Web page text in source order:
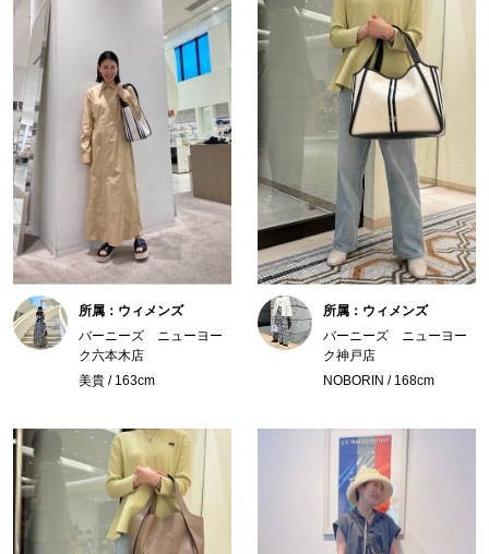
所属：ウィメンズ
バーニーズ ニューヨー
ク六本木店
美貴 / 163cm
所属：ウィメンズ
バーニーズ ニューヨー
ク神戸店
NOBORIN / 168cm